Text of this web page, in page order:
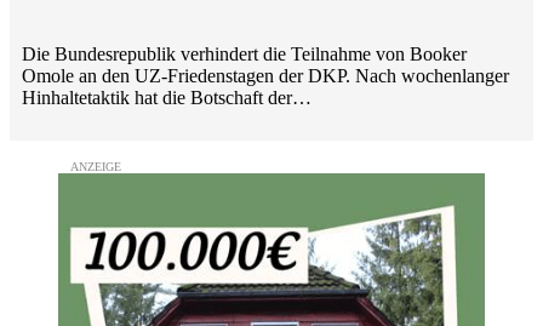
Die Bundesrepublik verhindert die Teilnahme von Booker
Omole an den UZ-Friedenstagen der DKP. Nach wochenlanger
Hinhaltetaktik hat die Botschaft der…